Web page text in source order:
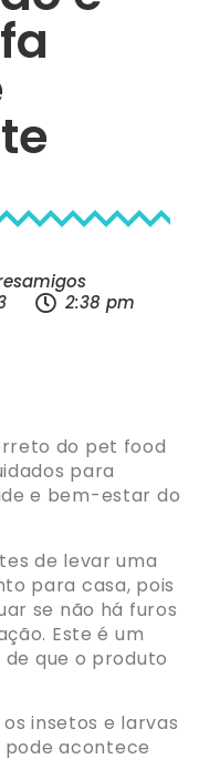
2:38 pm
do pet food
para
e bem-estar do
de levar uma
para casa, pois
se não há furos
Este é um
que o produto
insetos e larvas
pode acontece